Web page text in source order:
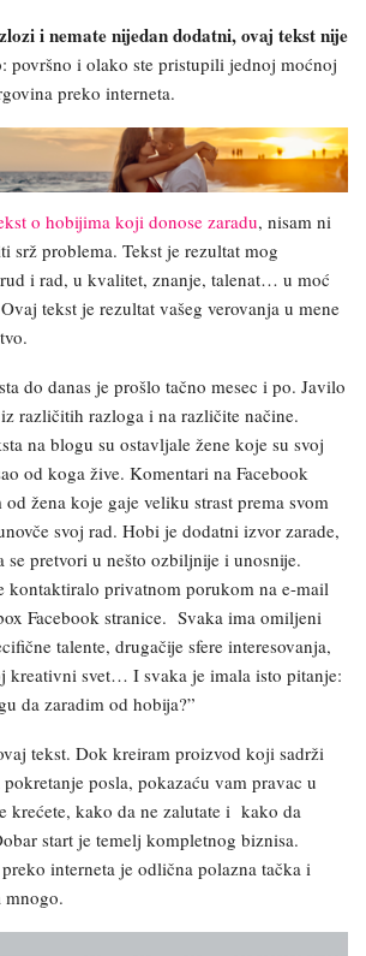
i nemate nijedan dodatni, ovaj tekst nije
površno i olako ste pristupili jednoj moćnoj
preko interneta.
o hobijima koji donose zaradu, nisam ni
srž problema. Tekst je rezultat mog
i rad, u kvalitet, znanje, talenat… u moć
tekst je rezultat vašeg verovanja u mene
do danas je prošlo tačno mesec i po. Javilo
različitih razloga i na različite načine.
na blogu su ostavljale žene koje su svoj
od koga žive. Komentari na Facebook
žena koje gaje veliku strast prema svom
svoj rad. Hobi je dodatni izvor zarade,
se pretvori u nešto ozbiljnije i unosnije.
kontaktiralo privatnom porukom na e-mail
Facebook stranice. Svaka ima omiljeni
talente, drugačije sfere interesovanja,
kreativni svet… I svaka je imala isto pitanje:
da zaradim od hobija?”
tekst. Dok kreiram proizvod koji sadrži
posla, pokazaću vam pravac u
krećete, kako da ne zalutate i kako da
start je temelj kompletnog biznisa.
interneta je odlična polazna tačka i
mnogo.